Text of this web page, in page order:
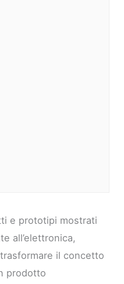
e prototipi mostrati
all’elettronica,
il concetto
prodotto